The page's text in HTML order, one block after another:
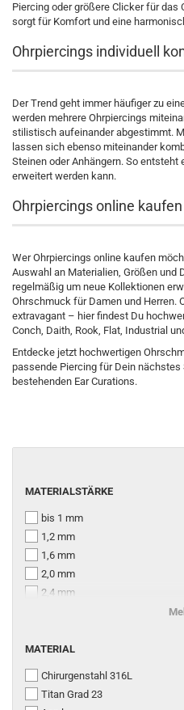
Piercing oder größere Clicker für
sorgt für Komfort und eine
Ohrpiercings individuell
Der Trend geht immer häufiger zu
werden mehrere Ohrpiercings
stilistisch aufeinander abgestimmt.
lassen sich ebenso miteinander
Steinen oder Anhängern. So
erweitert werden kann.
Ohrpiercings online kaufen
Wer Ohrpiercings online kaufen
Auswahl an Materialien, Größen und
regelmäßig um neue Kollektionen
Ohrschmuck für Damen und Herren.
extravagant – hier findest Du
Conch, Daith, Rook, Flat, Industrial
Entdecke jetzt hochwertigen
passende Piercing für Dein nächstes
bestehenden Ear Curations.
MATERIALSTÄRKE
MATERIALSTÄRKE
bis 1 mm
1,2 mm
1,6 mm
2,0 mm
2,4 mm
3,2 mm
5,0 mm
MATERIAL
MATERIAL
Chirurgenstahl 316L
Titan Grad 23